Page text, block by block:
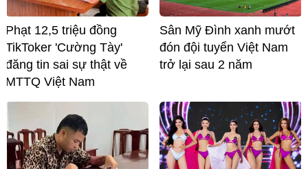
Phạt 12,5 triệu đồng
TikToker 'Cường Tày'
đăng tin sai sự thật về
MTTQ Việt Nam
Sân Mỹ Đình xanh mướt
đón đội tuyển Việt Nam
trở lại sau 2 năm